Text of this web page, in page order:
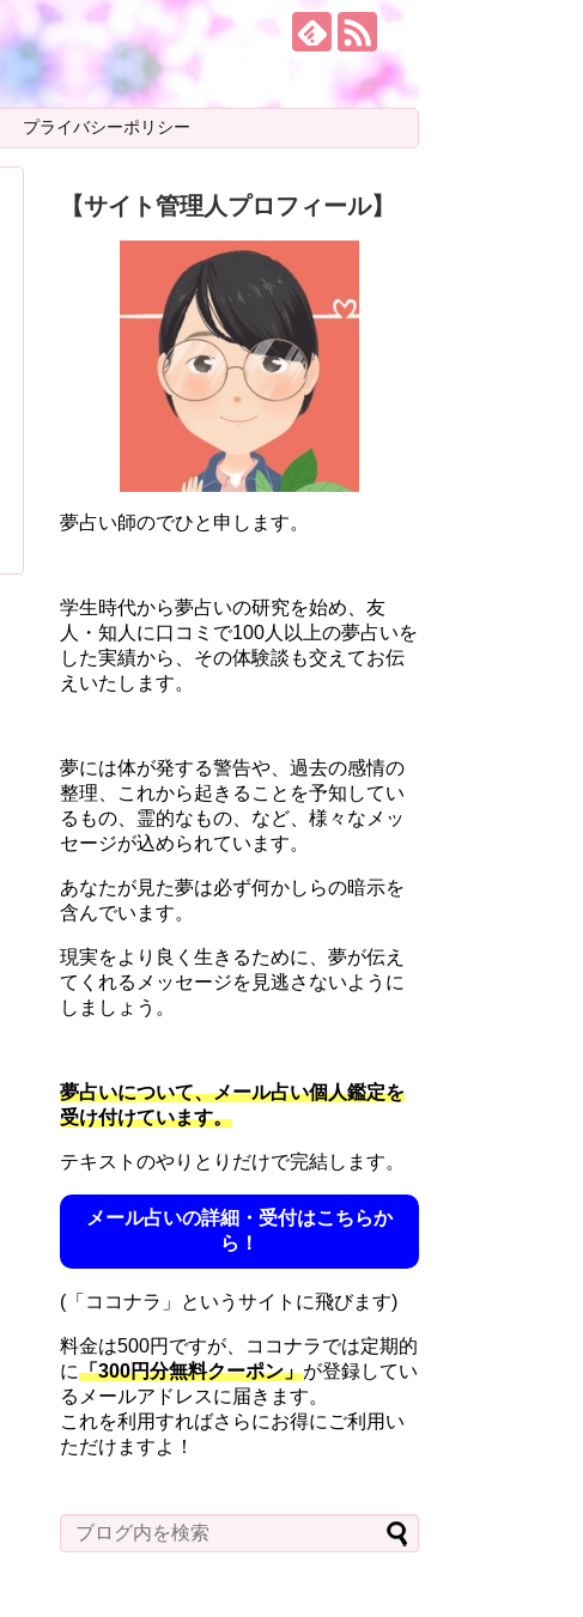
プライバシーポリシー
【サイト管理人プロフィール】
夢占い師のでひと申します。
学生時代から夢占いの研究を始め、友
人・知人に口コミで100人以上の夢占いを
した実績から、その体験談も交えてお伝
えいたします。
夢には体が発する警告や、過去の感情の
整理、これから起きることを予知してい
るもの、霊的なもの、など、様々なメッ
セージが込められています。
あなたが見た夢は必ず何かしらの暗示を
含んでいます。
現実をより良く生きるために、夢が伝え
てくれるメッセージを見逃さないように
しましょう。
夢占いについて、メール占い個人鑑定を
受け付けています。
テキストのやりとりだけで完結します。
メール占いの詳細・受付はこちらか
ら！
(「ココナラ」というサイトに飛びます)
料金は500円ですが、ココナラでは定期的
に「300円分無料クーポン」が登録してい
るメールアドレスに届きます。
これを利用すればさらにお得にご利用い
ただけますよ！